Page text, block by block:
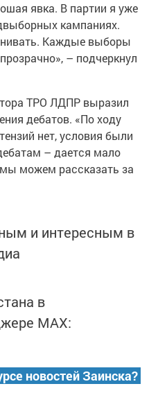
явка. В партии я уже
кампаниях.
Каждые выборы
– подчеркнул
ТРО ЛДПР выразил
дебатов. «По ходу
нет, условия были
– дается мало
можем рассказать за
и интересным в
в
MАХ:
новостей Заинска?